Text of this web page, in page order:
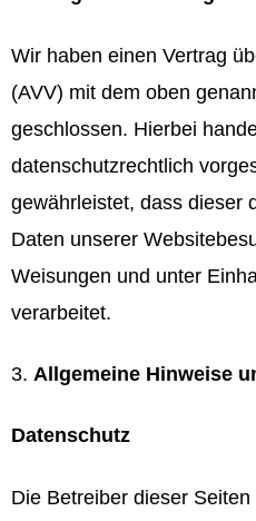
Wir haben einen Vertrag
(AVV) mit dem oben
geschlossen. Hierbei
datenschutzrechtlich
gewährleistet, dass dieser
Daten unserer
Weisungen und unter
verarbeitet.
Allgemeine Hinweise
Datenschutz
Die Betreiber dieser